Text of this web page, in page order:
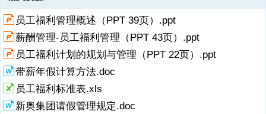
员工福利管理概述（PPT 39页）.ppt
薪酬管理-员工福利管理（PPT 43页）.ppt
员工福利计划的规划与管理（PPT 22页）.ppt
带薪年假计算方法.doc
员工福利标准表.xls
新奥集团请假管理规定.doc